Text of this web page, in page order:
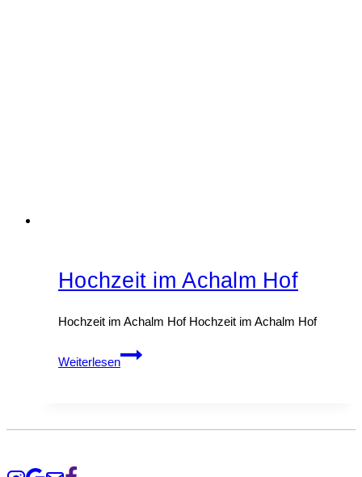
Hochzeit im Achalm Hof
Hochzeit im Achalm Hof Hochzeit im Achalm Hof
Weiterlesen
Hochzeit
im